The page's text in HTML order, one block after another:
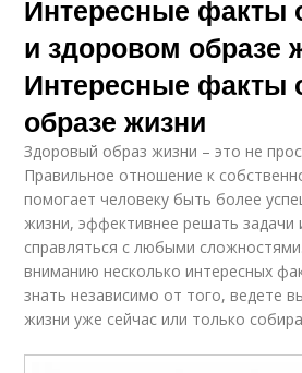
Интересные факты
и здоровом образе
Интересные факты
образе жизни
Здоровый образ жизни – это не
Правильное отношение к
помогает человеку быть более
жизни, эффективнее решать задачи
справляться с любыми
вниманию несколько интересных
знать независимо от того, ведете
жизни уже сейчас или только